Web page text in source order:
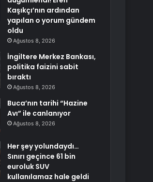
Kaşıkçı’nın ardından
yapılan o yorum gündem
oldu
Ağustos 8, 2026
İngiltere Merkez Bankası,
politika faizini sabit
bıraktı
Ağustos 8, 2026
Buca’nın tarihi “Hazine
Avı” ile canlanıyor
Ağustos 8, 2026
Her şey yolundaydı…
Sınırı geçince 61 bin
euroluk SUV
kullanılamaz hale geldi